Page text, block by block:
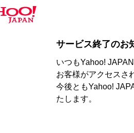
サービス終了のお
いつもYahoo!
お客様がアクセスさ
今後ともYahoo!
たします。